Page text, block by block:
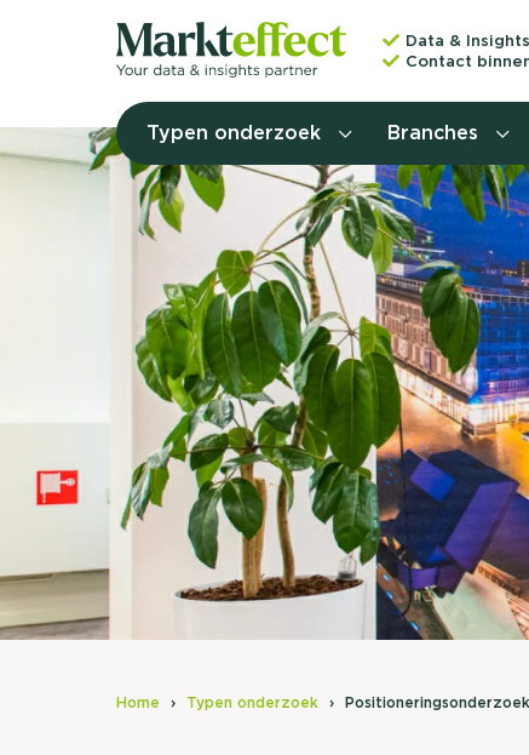
Data &
Contact
Typen onderzoek Branches
Home Typen onderzoek Positioneringsonderzoek